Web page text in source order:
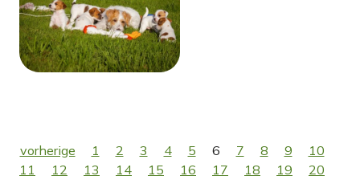
vorherige 1 2 3 4 5 6 7 8 9
10
11
12 13 14 15 16 17 18 19
20